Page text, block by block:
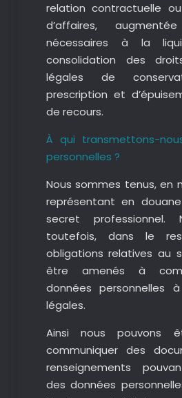
relation contractuelle
d’affaires,
nécessaires à la
consolidation des
légales de
prescription et
de recours.
À qui transmettons-
personnelles ?
Nous sommes tenus, en
représentant en
secret professionnel.
toutefois, dans le
obligations relatives au
être amenés à
données personnelles
légales.
Ainsi nous pouvons
communiquer des
renseignements
des données